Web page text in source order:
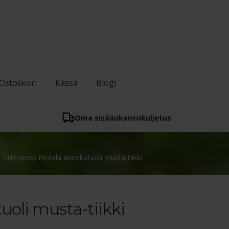
Kassa Blogi
Oma sisään­kantokuljetus
Hillerstorp Nydala aurinkotuoli musta-tiikki
musta-tiikki